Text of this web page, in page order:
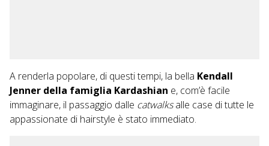
A renderla popolare, di questi tempi, la bella Kendall
Jenner della famiglia Kardashian e, com’è facile
immaginare, il passaggio dalle catwalksalle case di tutte le
appassionate di hairstyle è stato immediato.